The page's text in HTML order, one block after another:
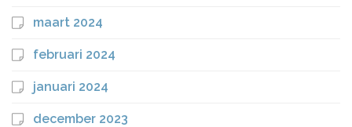
maart 2024
februari 2024
januari 2024
december 2023